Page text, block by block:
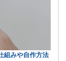
組みや自作方法